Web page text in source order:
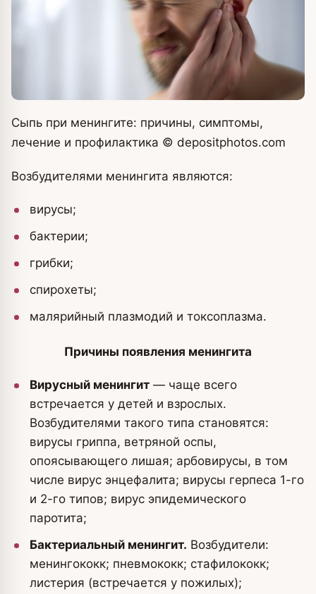
Сыпь при менингите: причины, симптомы,
лечение и профилактика © depositphotos.com
Возбудителями менингита являются:
вирусы;
бактерии;
грибки;
спирохеты;
малярийный плазмодий и токсоплазма.
Причины появления менингита
Вирусный менингит — чаще всего
встречается у детей и взрослых.
Возбудителями такого типа становятся:
вирусы гриппа, ветряной оспы,
опоясывающего лишая; арбовирусы, в том
числе вирус энцефалита; вирусы герпеса 1-го
и 2-го типов; вирус эпидемического
паротита;
Бактериальный менингит. Возбудители:
менингококк; пневмококк; стафилококк;
листерия (встречается у пожилых);